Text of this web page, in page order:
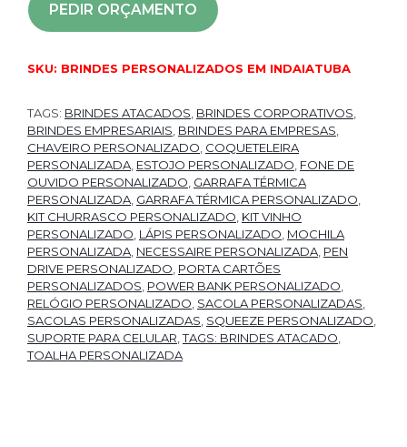
PEDIR ORÇAMENTO
SKU: BRINDES PERSONALIZADOS EM INDAIATUBA
TAGS: BRINDES ATACADOS BRINDES CORPORATIVOS
BRINDES EMPRESARIAIS BRINDES PARA EMPRESAS
CHAVEIRO PERSONALIZADO COQUETELEIRA
PERSONALIZADA ESTOJO PERSONALIZADO FONE DE
OUVIDO PERSONALIZADO GARRAFA TÉRMICA
PERSONALIZADA GARRAFA TÉRMICA PERSONALIZADO
KIT CHURRASCO PERSONALIZADO KIT VINHO
PERSONALIZADO LÁPIS PERSONALIZADO MOCHILA
PERSONALIZADA NECESSAIRE PERSONALIZADA PEN
DRIVE PERSONALIZADO PORTA CARTÕES
PERSONALIZADOS POWER BANK PERSONALIZADO
RELÓGIO PERSONALIZADO SACOLA PERSONALIZADAS
SACOLAS PERSONALIZADAS SQUEEZE PERSONALIZADO
SUPORTE PARA CELULAR ,TAGS: BRINDES ATACADO
TOALHA PERSONALIZADA